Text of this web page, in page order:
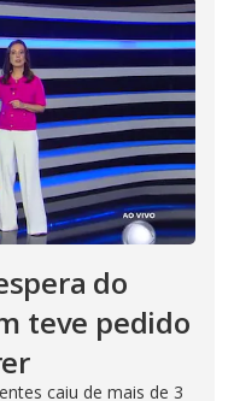
do
teve pedido
caiu de mais de 3